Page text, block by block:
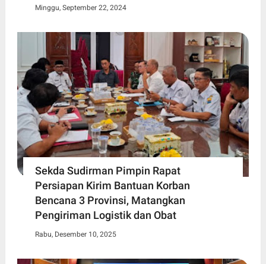
Minggu, September 22, 2024
Sekda Sudirman Pimpin Rapat
Persiapan Kirim Bantuan Korban
Bencana 3 Provinsi, Matangkan
Pengiriman Logistik dan Obat
Rabu, Desember 10, 2025